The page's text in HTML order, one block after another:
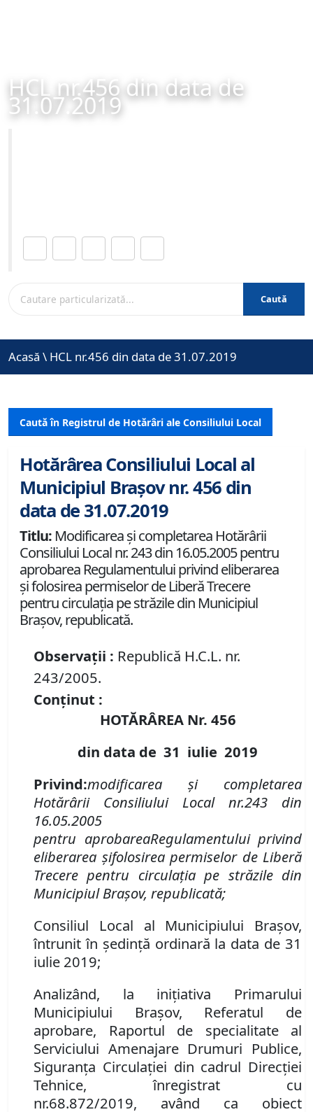
HCL nr.456 din data de
31.07.2019
Caută
Acasă \ HCL nr.456 din data de 31.07.2019
Caută în Registrul de Hotărâri ale Consiliului Local
Hotărârea Consiliului Local al
Municipiul Brașov nr. 456 din
data de 31.07.2019
Titlu: Modificarea şi completarea Hotărârii
Consiliului Local nr. 243 din 16.05.2005 pentru
aprobarea Regulamentului privind eliberarea
şi folosirea permiselor de Liberă Trecere
pentru circulaţia pe străzile din Municipiul
Braşov, republicată.
Observații : Republică H.C.L. nr.
243/2005.
Conținut :
HOTĂRÂREA Nr. 456
din data de 31 iulie 2019
Privind:modificarea şi completarea
Hotărârii ConsiliuluiLocal nr.243 din
16.05.2005
pentru aprobareaRegulamentului privind
eliberarea şifolosirea permiselor de Liberă
Trecere pentru circulaţia pe străzile din
Municipiul Braşov, republicată;
Consiliul Local al Municipiului Brașov,
întrunit în ședință ordinară la data de 31
iulie 2019;
Analizând, la inițiativa Primarului
Municipiului Brașov, Referatul de
aprobare, Raportul de specialitate al
Serviciului Amenajare Drumuri Publice,
Siguranţa Circulaţiei din cadrul Direcţiei
Tehnice, înregistrat cu
nr.68.872/2019, având ca obiect